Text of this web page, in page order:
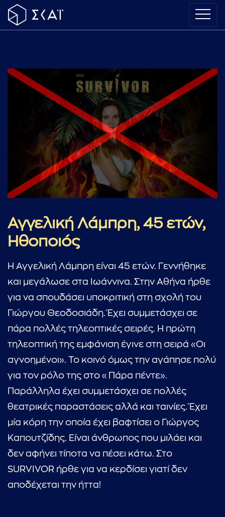
...πληκτρολογήστε κείμενο προς αναζήτηση
Αγγελική Λάμπρη, 45 ετών,
Ηθοποιός
Η Αγγελική Λάμπρη είναι 45 ετών. Γεννήθηκε
και μεγάλωσε στα Ιωάννινα. Στην Αθήνα ήρθε
για να σπουδάσει υποκριτική στη σχολή του
Γιώργου Θεοδοσιάδη. Έχει συμμετάσχει σε
πάρα πολλές τηλεοπτικές σειρές. Η πρώτη
τηλεοπτική της εμφάνιση έγινε στη σειρά «Οι
αγνοημένοι». Το κοινό όμως την αγάπησε πολύ
για τον ρόλο της στο «Πάρα πέντε».
Παράλληλα έχει συμμετάσχει σε πολλές
θεατρικές παραστάσεις αλλά και ταινίες. Έχει
μία κόρη την οποία έχει βαφτίσει ο Γιώργος
Καπουτζίδης. Είναι άνθρωπος που μιλάει και
δεν αφήνει τίποτα να πέσει κάτω. Στο
SURVIVOR ήρθε για να κερδίσει γιατί δεν
αποδέχεται την ήττα!